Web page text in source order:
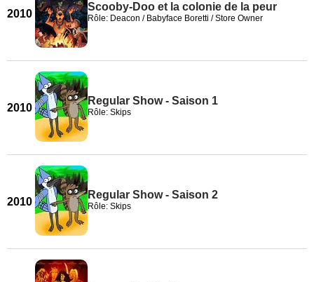
2010
Scooby-Doo et la colonie de la peur
Rôle: Deacon / Babyface Boretti / Store Owner
2010
Regular Show - Saison 1
Rôle: Skips
2010
Regular Show - Saison 2
Rôle: Skips